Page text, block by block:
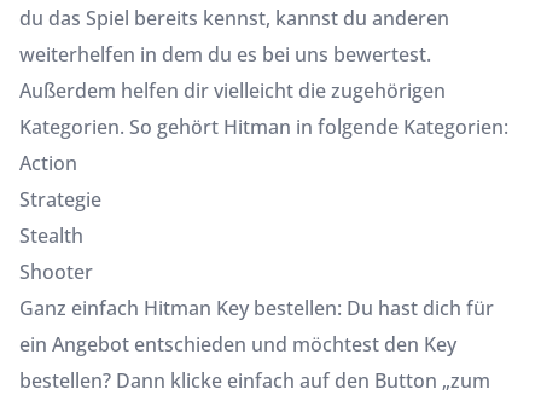
du das Spiel bereits kennst, kannst du anderen
weiterhelfen in dem du es bei uns bewertest.
Außerdem helfen dir vielleicht die zugehörigen
Kategorien. So gehört Hitman in folgende Kategorien:
Action
Strategie
Stealth
Shooter
Ganz einfach Hitman Key bestellen: Du hast dich für
ein Angebot entschieden und möchtest den Key
bestellen? Dann klicke einfach auf den Button „zum